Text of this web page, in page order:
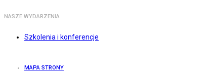
NASZE WYDARZENIA
Szkolenia i konferencje
MAPA STRONY